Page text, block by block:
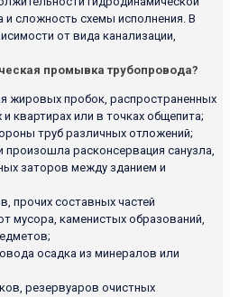
и сложность схемы исполнения. В
от вида канализации,
промывка трубопровода?
жировых пробок, распространенных
и квартирах или в точках общепита;
труб различных отложений;
произошла расконсервация санузла,
заторов между зданием и
прочих составных частей
мусора, каменистых образований,
осадка из минералов или
резервуаров очистных